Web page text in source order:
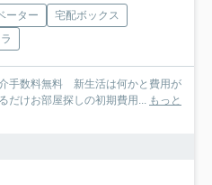
ーター
宅配ボックス
手数料無料 新生活は何かと費用が
だけお部屋探しの初期費用...
もっと